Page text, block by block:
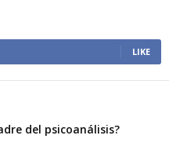
LIKE
del psicoanálisis?